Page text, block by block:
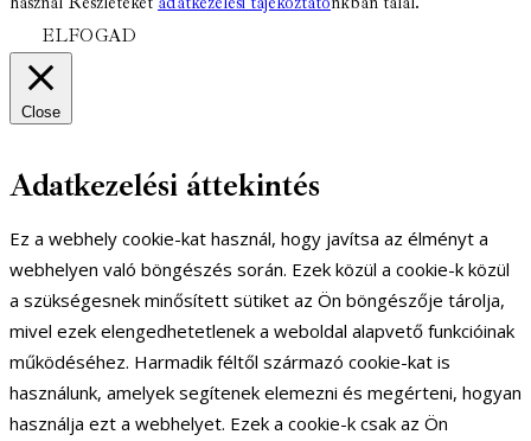
ELFOGAD
Close
Adatkezelési áttekintés
Ez a webhely cookie-kat használ, hogy javítsa az élményt a
webhelyen való böngészés során. Ezek közül a cookie-k közül
a szükségesnek minősített sütiket az Ön böngészője tárolja,
mivel ezek elengedhetetlenek a weboldal alapvető funkcióinak
működéséhez. Harmadik féltől származó cookie-kat is
használunk, amelyek segítenek elemezni és megérteni, hogyan
használja ezt a webhelyet. Ezek a cookie-k csak az Ön